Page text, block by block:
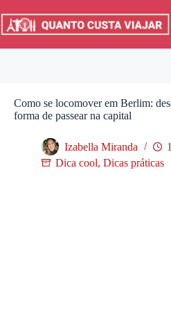
para
Como se locomover em Berlim:
forma de passear na capital
Izabella Miranda
Dica cool, Dicas práticas